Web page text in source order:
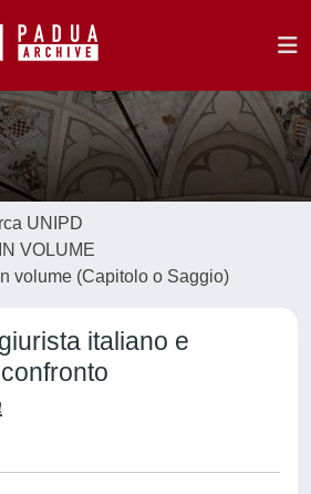
UNIPD
VOLUME
volume (Capitolo o Saggio)
italiano e